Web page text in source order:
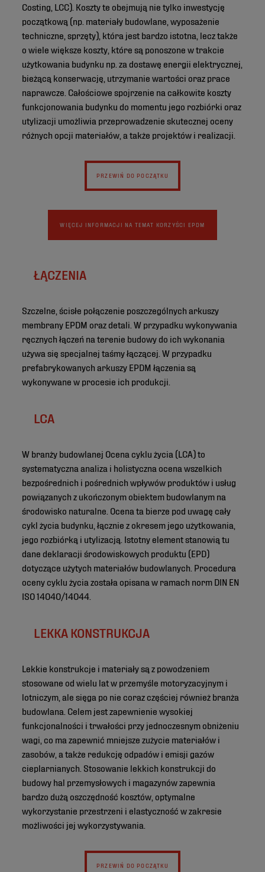
Costing, LCC). Koszty te obejmują nie tylko inwestycję
początkową (np. materiały budowlane, wyposażenie
techniczne, sprzęty), która jest bardzo istotna, lecz także
o wiele większe koszty, które są ponoszone w trakcie
użytkowania budynku np. za dostawę energii elektrycznej,
bieżącą konserwację, utrzymanie wartości oraz prace
naprawcze. Całościowe spojrzenie na całkowite koszty
funkcjonowania budynku do momentu jego rozbiórki oraz
utylizacji umożliwia przeprowadzenie skutecznej oceny
różnych opcji materiałów, a także projektów i realizacji.
PRZEWIŃ DO POCZĄTKU
WIĘCEJ INFORMACJI NA TEMAT KORZYŚCI EPDM
ŁĄCZENIA
Szczelne, ścisłe połączenie poszczególnych arkuszy
membrany EPDM oraz detali. W przypadku wykonywania
ręcznych łączeń na terenie budowy do ich wykonania
używa się specjalnej taśmy łączącej. W przypadku
prefabrykowanych arkuszy EPDM łączenia są
wykonywane w procesie ich produkcji.
LCA
W branży budowlanej Ocena cyklu życia (LCA) to
systematyczna analiza i holistyczna ocena wszelkich
bezpośrednich i pośrednich wpływów produktów i usług
powiązanych z ukończonym obiektem budowlanym na
środowisko naturalne. Ocena ta bierze pod uwagę cały
cykl życia budynku, łącznie z okresem jego użytkowania,
jego rozbiórką i utylizacją. Istotny element stanowią tu
dane deklaracji środowiskowych produktu (EPD)
dotyczące użytych materiałów budowlanych. Procedura
oceny cyklu życia została opisana w ramach norm DIN EN
ISO 14040/14044.
LEKKA KONSTRUKCJA
Lekkie konstrukcje i materiały są z powodzeniem
stosowane od wielu lat w przemyśle motoryzacyjnym i
lotniczym, ale sięga po nie coraz częściej również branża
budowlana. Celem jest zapewnienie wysokiej
funkcjonalności i trwałości przy jednoczesnym obniżeniu
wagi, co ma zapewnić mniejsze zużycie materiałów i
zasobów, a także redukcję odpadów i emisji gazów
cieplarnianych. Stosowanie lekkich konstrukcji do
budowy hal przemysłowych i magazynów zapewnia
bardzo dużą oszczędność kosztów, optymalne
wykorzystanie przestrzeni i elastyczność w zakresie
możliwości jej wykorzystywania.
PRZEWIŃ DO POCZĄTKU